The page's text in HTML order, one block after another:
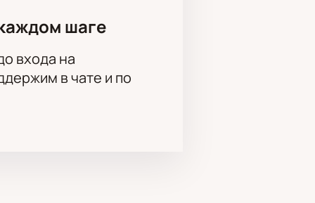
театра. Менеджер поможет
вопросы по размещению гостей.
шаге
входа на
в чате и по